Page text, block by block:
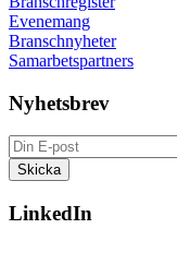
Evenemang
Branschnyheter
Samarbetspartners
Nyhetsbrev
LinkedIn